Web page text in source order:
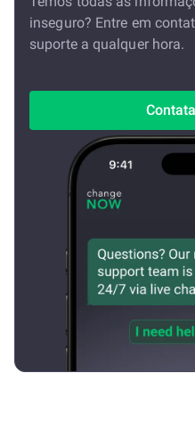
inseguro? Entre em
suporte a qualquer hora.